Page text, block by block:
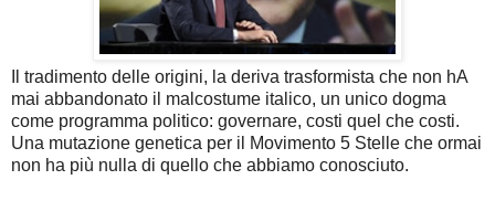
Il tradimento delle origini, la deriva trasformista che non hA
mai abbandonato il malcostume italico, un unico dogma
come programma politico: governare, costi quel che costi.
Una mutazione genetica per il Movimento 5 Stelle che ormai
non ha più nulla di quello che abbiamo conosciuto.